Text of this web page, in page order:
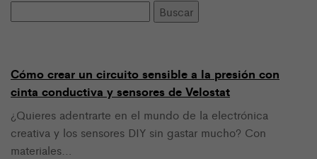
Buscar
Cómo crear un circuito sensible a la presión con
cinta conductiva y sensores de Velostat
¿Quieres adentrarte en el mundo de la electrónica
creativa y los sensores DIY sin gastar mucho? Con
materiales…